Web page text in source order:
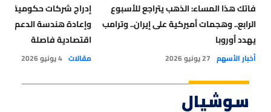
فاتك هذا المساء: الذهب يتراجع للأسبوع
الرابع.. وهجمات أميركية على إيران.. وترامب
يهدد أوروبا
أخبار الأسهم 27 يونيو 2026
إدراج شركات حكومية
وإعادة هندسة الدعم..
اقتصادية فاصلة
مقالات 4 يونيو 2026
سوشيال